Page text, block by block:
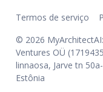
© 2026
Ventures OÜ
linnaosa, Jarve tn
Estônia
Termos de serviço